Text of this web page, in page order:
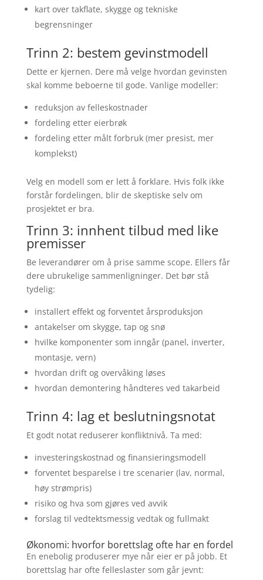
kart over takflate, skygge og tekniske
begrensninger
Trinn 2: bestem gevinstmodell
Dette er kjernen. Dere må velge hvordan gevinsten
skal komme beboerne til gode. Vanlige modeller:
reduksjon av felleskostnader
fordeling etter eierbrøk
fordeling etter målt forbruk (mer presist, mer
komplekst)
Velg en modell som er lett å forklare. Hvis folk ikke
forstår fordelingen, blir de skeptiske selv om
prosjektet er bra.
Trinn 3: innhent tilbud med like
premisser
Be leverandører om å prise samme scope. Ellers får
dere ubrukelige sammenligninger. Det bør stå
tydelig:
installert effekt og forventet årsproduksjon
antakelser om skygge, tap og snø
hvilke komponenter som inngår (panel, inverter,
montasje, vern)
hvordan drift og overvåking løses
hvordan demontering håndteres ved takarbeid
Trinn 4: lag et beslutningsnotat
Et godt notat reduserer konfliktnivå. Ta med:
investeringskostnad og finansieringsmodell
forventet besparelse i tre scenarier (lav, normal,
høy strømpris)
risiko og hva som gjøres ved avvik
forslag til vedtektsmessig vedtak og fullmakt
Økonomi: hvorfor borettslag ofte har en fordel
En enebolig produserer mye når eier er på jobb. Et
borettslag har ofte felleslaster som går jevnt: